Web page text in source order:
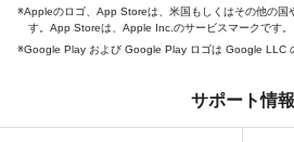
Appleのロゴ、App Storeは、米国もしくはその他の
す。App Storeは、Apple Inc.のサービスマークです。
Google Play および Google Play ロゴは Google LLC
サポート情報